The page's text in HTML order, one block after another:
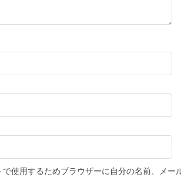
で使用するためブラウザーに自分の名前、メー